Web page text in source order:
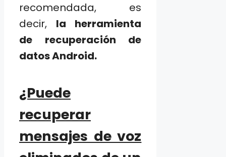
recomendada, es
decir, la herramienta
de recuperación de
datos Android.
¿Puede
recuperar
mensajes de voz